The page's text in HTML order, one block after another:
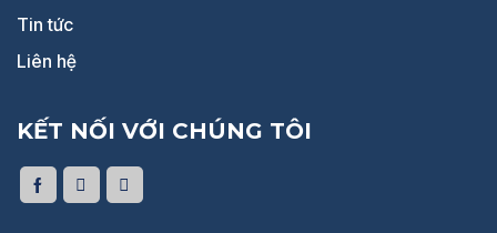
Tin tức
Liên hệ
KẾT NỐI VỚI CHÚNG TÔI